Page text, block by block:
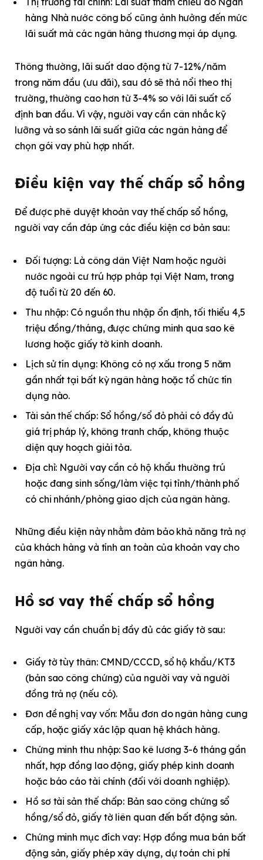
hàng Nhà nước công bố cũng ảnh hưởng đến mức
lãi suất mà các ngân hàng thương mại áp dụng.
Thông thường, lãi suất dao động từ 7-12%/năm
trong năm đầu (ưu đãi), sau đó sẽ thả nổi theo thị
trường, thường cao hơn từ 3-4% so với lãi suất cố
định ban đầu. Vì vậy, người vay cần cân nhắc kỹ
lưỡng và so sánh lãi suất giữa các ngân hàng để
chọn gói vay phù hợp nhất.
Điều kiện vay thế chấp sổ hồng
Để được phê duyệt khoản vay thế chấp sổ hồng,
người vay cần đáp ứng các điều kiện cơ bản sau:
Đối tượng: Là công dân Việt Nam hoặc người
nước ngoài cư trú hợp pháp tại Việt Nam, trong
độ tuổi từ 20 đến 60.
Thu nhập: Có nguồn thu nhập ổn định, tối thiểu 4,5
triệu đồng/tháng, được chứng minh qua sao kê
lương hoặc giấy tờ kinh doanh.
Lịch sử tín dụng: Không có nợ xấu trong 5 năm
gần nhất tại bất kỳ ngân hàng hoặc tổ chức tín
dụng nào.
Tài sản thế chấp: Sổ hồng/sổ đỏ phải có đầy đủ
giá trị pháp lý, không tranh chấp, không thuộc
diện quy hoạch giải tỏa.
Địa chỉ: Người vay cần có hộ khẩu thường trú
hoặc đang sinh sống/làm việc tại tỉnh/thành phố
có chi nhánh/phòng giao dịch của ngân hàng.
Những điều kiện này nhằm đảm bảo khả năng trả nợ
của khách hàng và tính an toàn của khoản vay cho
ngân hàng.
Hồ sơ vay thế chấp sổ hồng
Người vay cần chuẩn bị đầy đủ các giấy tờ sau:
Giấy tờ tùy thân: CMND/CCCD, sổ hộ khẩu/KT3
(bản sao công chứng) của người vay và người
đồng trả nợ (nếu có).
Đơn đề nghị vay vốn: Mẫu đơn do ngân hàng cung
cấp, hoặc giấy xác lập quan hệ khách hàng.
Chứng minh thu nhập: Sao kê lương 3-6 tháng gần
nhất, hợp đồng lao động, giấy phép kinh doanh
hoặc báo cáo tài chính (đối với doanh nghiệp).
Hồ sơ tài sản thế chấp: Bản sao công chứng sổ
hồng/sổ đỏ, giấy tờ liên quan đến bất động sản.
Chứng minh mục đích vay: Hợp đồng mua bán bất
động sản, giấy phép xây dựng, dự toán chi phí